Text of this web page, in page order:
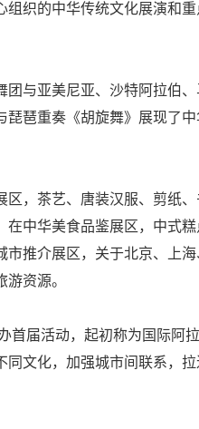
组织的中华传统文化展演和
团与亚美尼亚、沙特阿拉伯
琵琶重奏《胡旋舞》展现了
区，茶艺、唐装汉服、剪纸
在中华美食品鉴展区，中式
市推介展区，关于北京、上
资源。
首届活动，起初称为国际阿
同文化，加强城市间联系，